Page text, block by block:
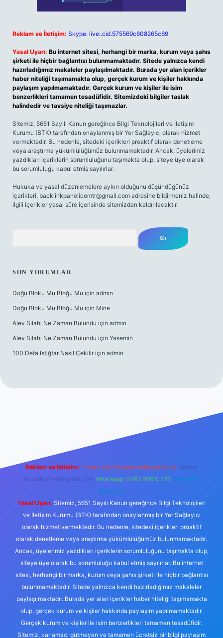
Reklam ve İletişim: Skype: live:.cid.575569c608265c69
Yasal Uyarı: Bu internet sitesi, herhangi bir marka, kurum veya şahıs
şirketi ile hiçbir bağlantısı bulunmamaktadır. Sitede yalnızca kendi
hazırladığımız makaleler paylaşılmaktadır. Burada yer alan içerikler
haber niteliği taşımamakta olup, gerçek kurum ve kişiler hakkında
paylaşım yapılmamaktadır. Gerçek kurum ve kişiler ile isim
benzerlikleri tamamen tesadüfidir. Sitemizdeki bilgiler taslak
halindedir ve tavsiye niteliği taşımazlar.
Sitemiz, 5651 Sayılı Kanun gereğince Bilgi Teknolojileri ve İletişim
Kurumu (BTK) tarafından onaylanmış bir Yer Sağlayıcı olarak hizmet
vermektedir. Bu nedenle, sitedeki içerikleri proaktif olarak denetleme
veya araştırma yükümlülüğümüz bulunmamaktadır. Ancak, üyelerimiz
yazdıkları içeriklerin sorumluluğunu taşımakta olup, siteye üye olarak
bu sorumluluğu kabul etmiş sayılırlar.
Hukuka ve yasal düzenlemelere aykırı olduğunu düşündüğünüz
içerikleri, backlinkpanelicomtr@gmail.com adresine bildirmeniz halinde,
ilgili içerikler yasal süre içerisinde sitemizden kaldırılacaktır.
SON YORUMLAR
Doğu Bloku Mu Bloğu Mu için admin
Doğu Bloku Mu Bloğu Mu için Mine
Alev Silahı Ne Zaman Bulundu için admin
Alev Silahı Ne Zaman Bulundu için Yasemin
100 Defa Istiğfar Nasıl Çekilir için admin
Reklam ve İletişim: E-mail: backlinkpaneli@gmail.com Teams:
forumhizmeti@gmail.com Whatsapp: 0262 606 0 726 Telegram:
@karabul
Yasal Uyarı: Sitemiz, 5651 Sayılı Kanun gereğince Bilgi Teknolojileri
ve İletişim Kurumu (BTK) tarafından onaylanmış bir Yer Sağlayıcı
olarak hizmet vermektedir. Bu nedenle, sitedeki içerikleri proaktif
olarak denetleme veya araştırma yükümlülüğümüz bulunmamaktadır.
Ancak, üyelerimiz yazdıkları içeriklerin sorumluluğunu taşımakta olup,
siteye üye olarak bu sorumluluğu kabul etmiş sayılırlar. Bu internet
sitesi, herhangi bir marka, kurum veya şahıs şirketi ile hiçbir bağlantısı
bulunmamaktadır. Sitede yalnızca kendi hazırladığımız makaleler
paylaşılmaktadır. Burada yer alan içerikler haber niteliği taşımamakta
olup, gerçek kurum ve kişiler hakkında paylaşım yapılmamaktadır.
Gerçek kurum ve kişiler ile isim benzerlikleri tamamen tesadüfidir.
Sitemiz, kar amacı gütmeyen ve tamamen ücretsiz bir bilgi paylaşım